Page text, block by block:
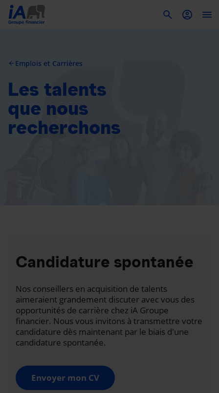
arrow_back Emplois et Carrières
Les talents
que nous
recherchons
Candidature spontanée
Nos conseillers en acquisition de talents
aimeraient grandement discuter avec vous des
opportunités de carrière chez iA Groupe
financier. Nous vous invitons à transmettre votre
candidature dès maintenant par le biais d'une
candidature spontanée.
Envoyer mon CV